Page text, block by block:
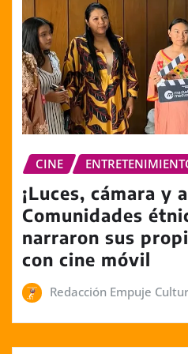
CINE
¡Luces, cámara y
Comunidades
narraron sus
con cine móvil
Redacción Empuje